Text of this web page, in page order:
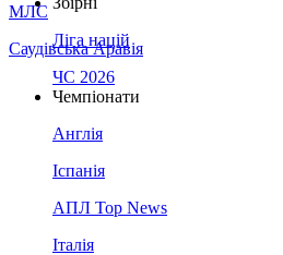
МЛС
Саудівська Аравія
Ліга націй
ЧС 2026
Чемпіонати
Англія
Іспанія
АПЛ Top News
Італія